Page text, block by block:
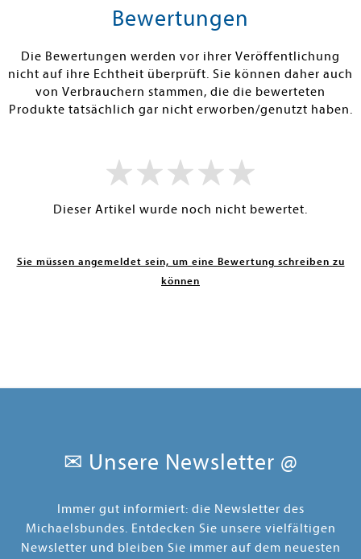
Warenkorb
Bewertungen
Die Bewertungen werden vor ihrer Veröffentlichung
nicht auf ihre Echtheit überprüft. Sie können daher auch
von Verbrauchern stammen, die die bewerteten
Produkte tatsächlich gar nicht erworben/genutzt haben.
Dieser Artikel wurde noch nicht bewertet.
Sie müssen angemeldet sein, um eine Bewertung schreiben zu
können
✉ Unsere Newsletter @
Immer gut informiert: die Newsletter des
Michaelsbundes. Entdecken Sie unsere vielfältigen
Newsletter und bleiben Sie immer auf dem neuesten